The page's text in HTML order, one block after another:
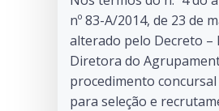
nº 83-A/2014, de 23 de
alterado pelo Decreto –
Diretora do
procedimento
para seleção e